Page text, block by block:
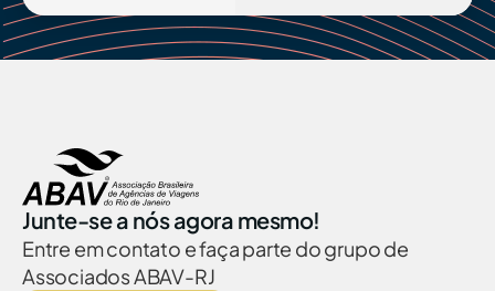
Junte-se a nós agora mesmo!
Entre em contato e faça parte do grupo de
Associados ABAV-RJ